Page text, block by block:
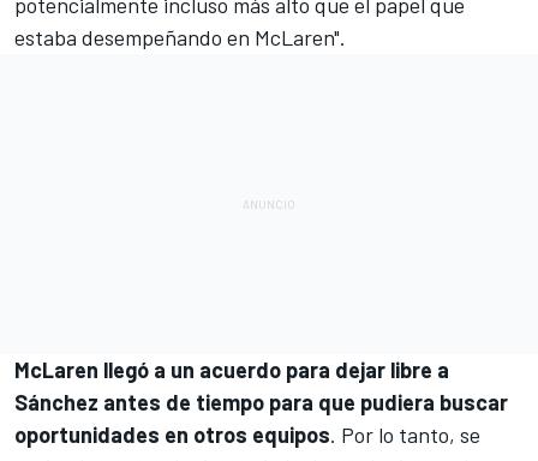
estaba desempeñando en McLaren".
McLaren llegó a un acuerdo para dejar libre a
Sánchez antes de tiempo para que pudiera buscar
oportunidades en otros equipos. Por lo tanto, se